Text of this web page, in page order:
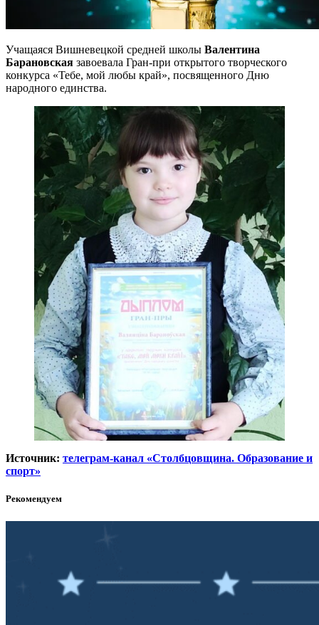
Учащаяся Вишневецкой средней школы Валентина
Барановская завоевала Гран-при открытого творческого
конкурса «Тебе, мой любы край», посвященного Дню
народного единства.
Источник: телеграм-канал «Столбцовщина. Образование и
спорт»
Рекомендуем